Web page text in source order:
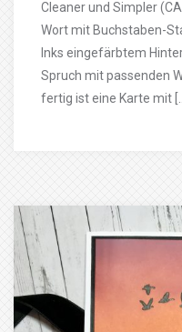
Cleaner und Simpler
Wort mit Buchstaben-
Inks eingefärbtem
Spruch mit passenden
fertig ist eine Karte mit […]